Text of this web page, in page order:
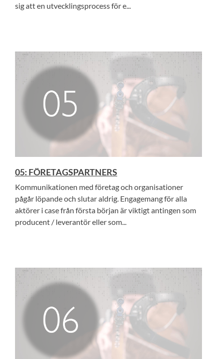
sig att en utvecklingsprocess för e...
05: FÖRETAGSPARTNERS
Kommunikationen med företag och organisationer
pågår löpande och slutar aldrig. Engagemang för alla
aktörer i case från första början är viktigt antingen som
producent / leverantör eller som...